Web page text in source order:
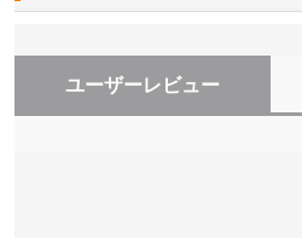
ユーザーレビュー